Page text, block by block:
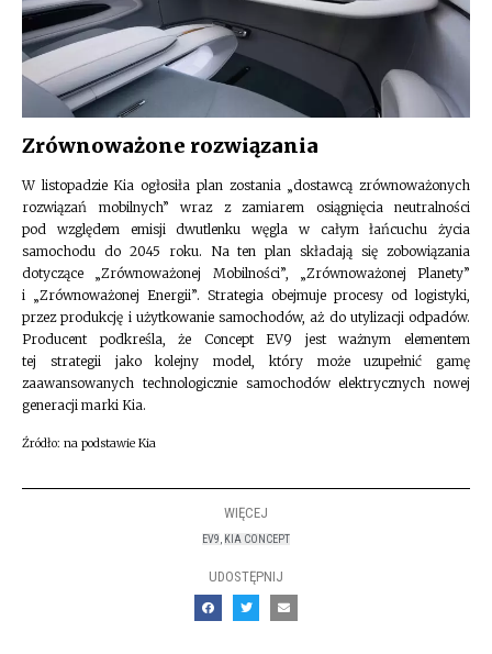
Zrównoważone rozwiązania
W listopadzie Kia ogłosiła plan zostania „dostawcą zrównoważonych
rozwiązań mobilnych” wraz z zamiarem osiągnięcia neutralności
pod względem emisji dwutlenku węgla w całym łańcuchu życia
samochodu do 2045 roku. Na ten plan składają się zobowiązania
dotyczące „Zrównoważonej Mobilności”, „Zrównoważonej Planety”
i „Zrównoważonej Energii”. Strategia obejmuje procesy od logistyki,
przez produkcję i użytkowanie samochodów, aż do utylizacji odpadów.
Producent podkreśla, że Concept EV9 jest ważnym elementem
tej strategii jako kolejny model, który może uzupełnić gamę
zaawansowanych technologicznie samochodów elektrycznych nowej
generacji marki Kia.
Źródło: na podstawie Kia
WIĘCEJ
EV9 KIA CONCEPT
UDOSTĘPNIJ